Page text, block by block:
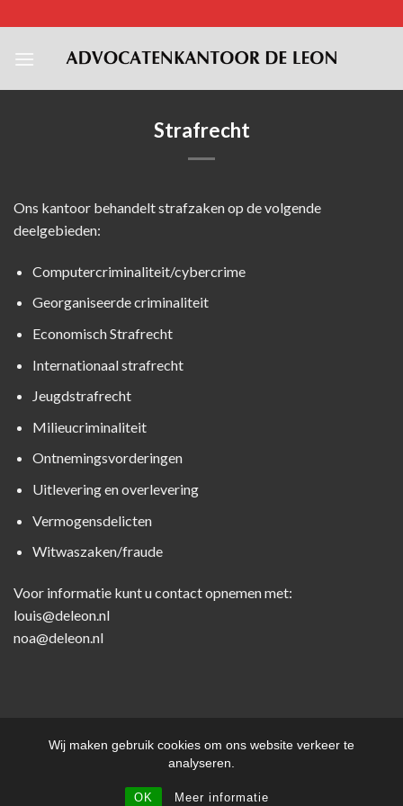
Wij maken gebruik cookies om ons website verkeer te
analyseren.
OK Meer informatie
to
content
Strafrecht
Ons kantoor behandelt strafzaken op de volgende
deelgebieden:
Computercriminaliteit/cybercrime
Georganiseerde criminaliteit
Economisch Strafrecht
Internationaal strafrecht
Jeugdstrafrecht
Milieucriminaliteit
Ontnemingsvorderingen
Uitlevering en overlevering
Vermogensdelicten
Witwaszaken/fraude
Voor informatie kunt u contact opnemen met:
louis@deleon.nl
noa@deleon.nl
PRIVACYVERKLARING
ALGEMENE VOORWAARDEN
KLACHTENREGELING
Copyright 2026 ©De Leon